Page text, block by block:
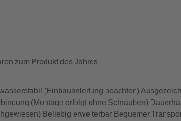
zum Produkt des Jahres
(Einbauanleitung beachten)
(Montage erfolgt ohne Schrauben)
Beliebig erweiterbar Bequemer